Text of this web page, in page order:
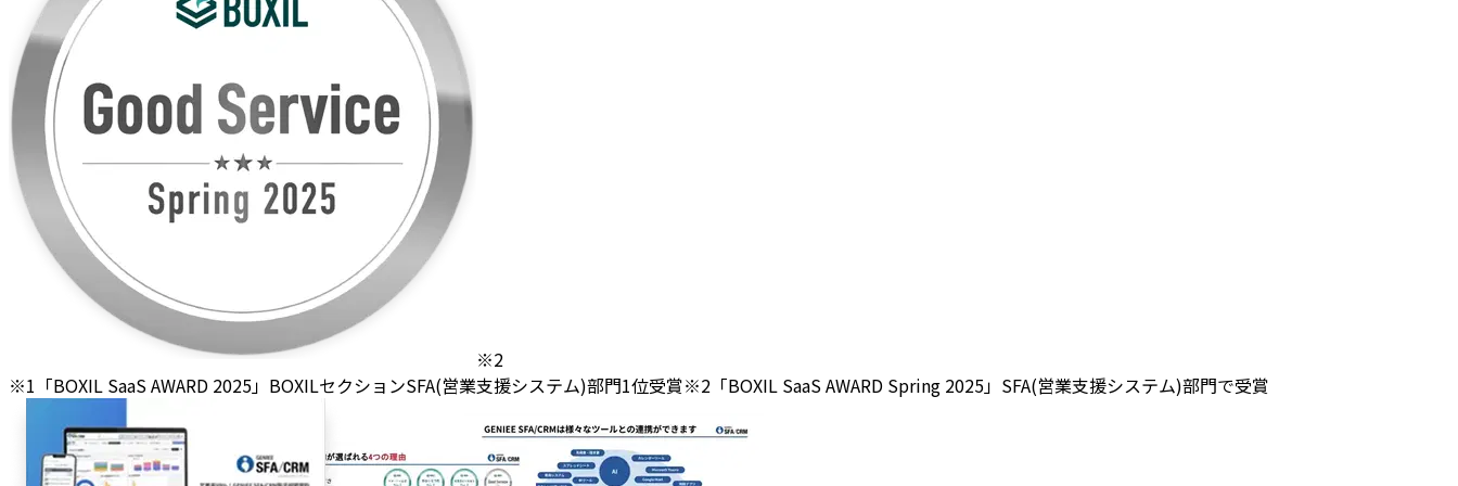
※2
※1「BOXIL SaaS AWARD 2025」BOXILセクションSFA(営業支援システム)部門1位受賞※2「BOXIL SaaS AWARD Spring 2025」SFA(営業支援システム)部門で受賞